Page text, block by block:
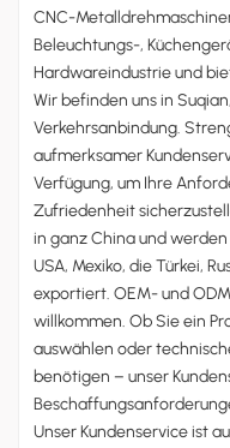
CNC-
Beleuchtungs-,
Hardwareindustrie und
Wir befinden uns in
Verkehrsanbindung.
aufmerksamer
Verfügung, um Ihre
Zufriedenheit
in ganz China und
USA, Mexiko, die Türkei,
exportiert. OEM- und
willkommen. Ob Sie ein
auswählen oder
benötigen – unser
Unser Kundenservice ist